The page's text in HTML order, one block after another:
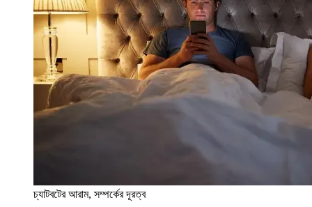
চ্যাটবটের আরাম, সম্পর্কের দূরত্ব